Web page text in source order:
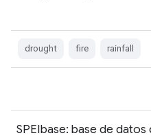
drought fire rainfall
SPEIbase: base de datos